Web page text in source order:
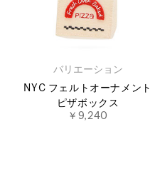
バリエーション
NYC フェルトオーナメント
ピザボックス
￥9,240